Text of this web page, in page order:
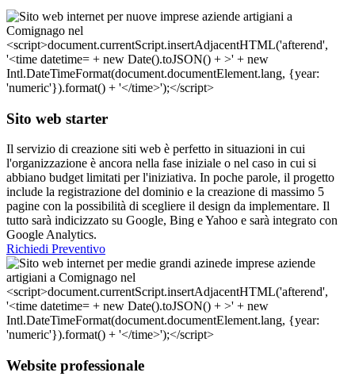
Sito web starter
Il servizio di creazione siti web è perfetto in situazioni in cui
l'organizzazione è ancora nella fase iniziale o nel caso in cui si
abbiano budget limitati per l'iniziativa. In poche parole, il progetto
include la registrazione del dominio e la creazione di massimo 5
pagine con la possibilità di scegliere il design da implementare. Il
tutto sarà indicizzato su Google, Bing e Yahoo e sarà integrato con
Google Analytics.
Richiedi Preventivo
Website professionale